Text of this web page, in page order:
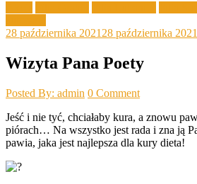
28 października 202128 października 2021
Wizyta Pana Poety
Posted By: admin 0 Comment
Jeść i nie tyć, chciałaby kura, a znowu
piórach… Na wszystko jest rada i zna ją
pawia, jaka jest najlepsza dla kury dieta!